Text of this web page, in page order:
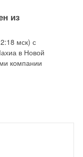
из
мск) с
в Новой
компании